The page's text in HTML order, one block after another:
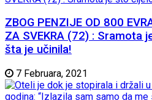
ZBOG PENZIJE OD 800
ZA SVEKRA (72) : Sramota
šta je učinila!
7 Februara, 2021